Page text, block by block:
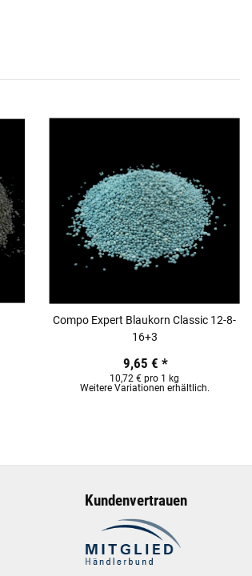
Compo Expert Blaukorn Classic 12-8-
16+3
9,65 €*
10,72 € pro 1 kg
Weitere Variationen erhältlich.
Kundenvertrauen